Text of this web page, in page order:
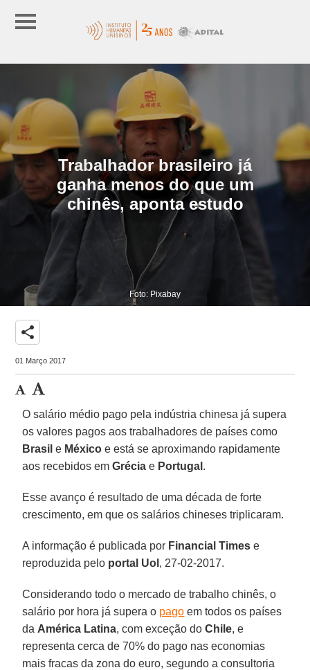
Trabalhador brasileiro já
ganha menos do que um
chinês, aponta estudo
Foto: Pixabay
share
01 Março 2017
O salário médio pago pela indústria chinesa já supera
os valores pagos aos trabalhadores de países como
Brasil e México e está se aproximando rapidamente
aos recebidos emGrécia e Portugal .
Esse avanço é resultado de uma década de forte
crescimento, em que os salários chineses triplicaram.
A informação é publicada por Financial Times e
reproduzida pelo portal Uol , 27-02-2017.
Considerando todo o mercado de trabalho chinês, o
salário por hora já supera o pago em todos os países
da América Latina, com exceção doChile, e
representa cerca de 70% do pago nas economias
mais fracas da zona do euro, segundo a consultoria